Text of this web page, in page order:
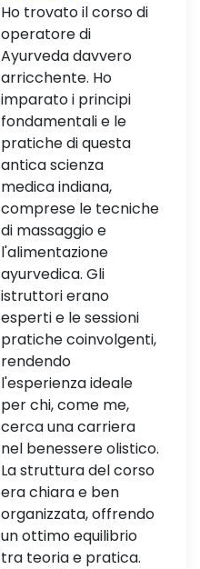
Ho trovato il corso di
operatore di
Ayurveda davvero
arricchente. Ho
imparato i principi
fondamentali e le
pratiche di questa
antica scienza
medica indiana,
comprese le tecniche
di massaggio e
l'alimentazione
ayurvedica. Gli
istruttori erano
esperti e le sessioni
pratiche coinvolgenti,
rendendo
l'esperienza ideale
per chi, come me,
cerca una carriera
nel benessere olistico.
La struttura del corso
era chiara e ben
organizzata, offrendo
un ottimo equilibrio
tra teoria e pratica.